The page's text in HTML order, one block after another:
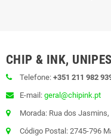
CHIP & INK,
Telefone: +351 211 982
E-mail: geral@chipink.pt
Morada: Rua dos
Código Postal: 2745-796